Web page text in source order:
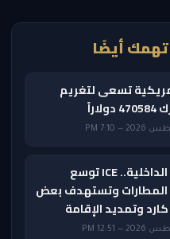
أيضًا
تسعى لتغريم
حتى في الرحلات الداخلية.. ICE توسع
المطارات وتستهدف بعض
وتمديد الإقامة